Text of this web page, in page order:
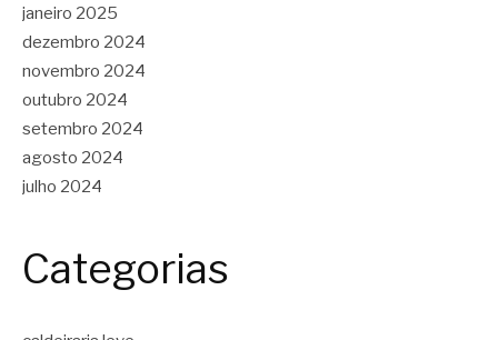
janeiro 2025
dezembro 2024
novembro 2024
outubro 2024
setembro 2024
agosto 2024
julho 2024
Categorias